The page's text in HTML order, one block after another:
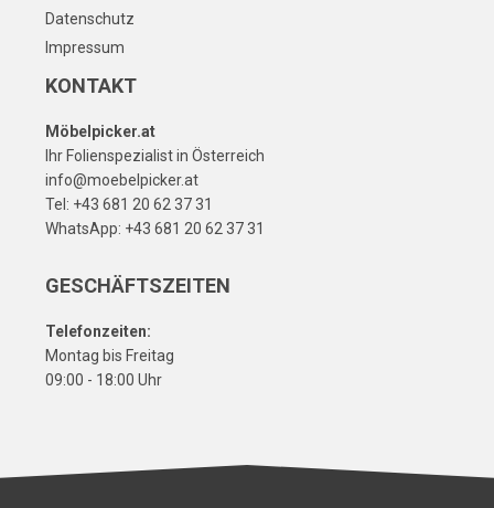
Datenschutz
Impressum
KONTAKT
Möbelpicker.at
Ihr Folienspezialist in Österreich
info@moebelpicker.at
Tel: +43 681 20 62 37 31
WhatsApp: +43 681 20 62 37 31
GESCHÄFTSZEITEN
Telefonzeiten:
Montag bis Freitag
09:00 - 18:00 Uhr